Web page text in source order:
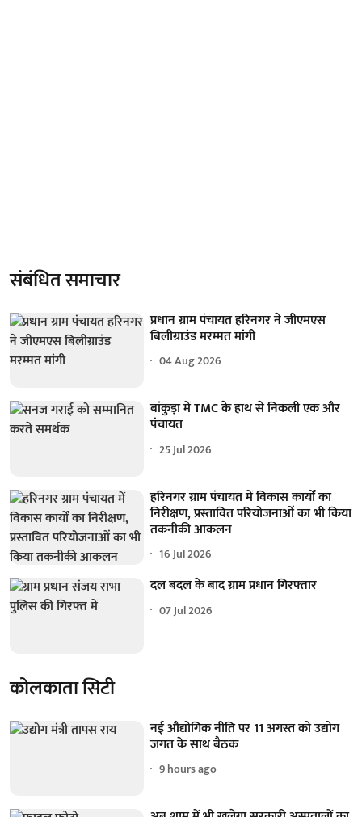
संबंधित समाचार
प्रधान ग्राम पंचायत हरिनगर ने जीएमएस
बिलीग्राउंड मरम्मत मांगी
04 Aug 2026
बांकुड़ा में TMC के हाथ से निकली एक और
पंचायत
25 Jul 2026
हरिनगर ग्राम पंचायत में विकास कार्यों का
निरीक्षण, प्रस्तावित परियोजनाओं का भी किया
तकनीकी आकलन
16 Jul 2026
दल बदल के बाद ग्राम प्रधान गिरफ्तार
07 Jul 2026
कोलकाता सिटी
नई औद्योगिक नीति पर 11 अगस्त को उद्योग
जगत के साथ बैठक
9 hours ago